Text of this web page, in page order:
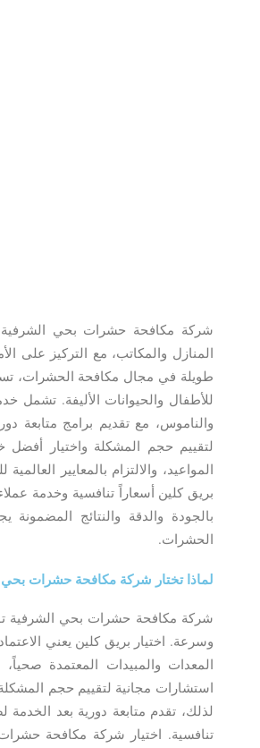
شركة مكافحة حشرات بحي الشرفية
المنازل والمكاتب، مع التركيز على
طويلة في مجال مكافحة الحشرات،
للأطفال والحيوانات الأليفة. تشمل
والناموس، مع تقديم برامج متابعة
لتقييم حجم المشكلة واختيار
المواعيد، والالتزام بالمعايير
بريق كلين أسعاراً تنافسية وخدمة
بالجودة والدقة والنتائج
الحشرات.
لماذا تختار شركة مكافحة حشرات بحي
شركة مكافحة حشرات بحي الشرفية
وسرعة. اختيار بريق كلين يعني
المعدات والمبيدات المعتمدة
استشارات مجانية لتقييم حجم
لذلك، تقدم متابعة دورية بعد
تنافسية. اختيار شركة مكافحة